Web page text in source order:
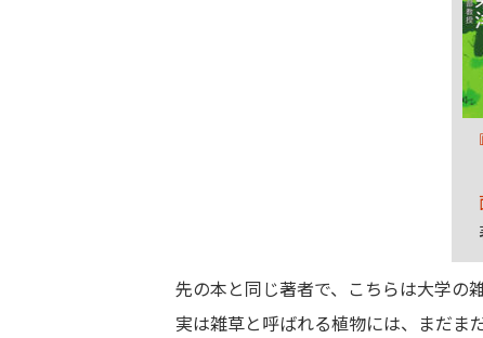
先の本と同じ著者で、こちらは大学の
実は雑草と呼ばれる植物には、まだま